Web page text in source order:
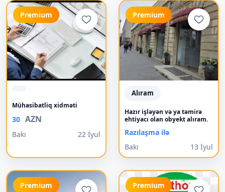
Premium
Mühasibatliq xidməti
30 AZN
Bakı 22 İyul
Premium
Alıram
Hazır işləyən və ya təmirə
ehtiyacı olan obyekt alıram.
Razılaşma ilə
Bakı
13 İyul
Premium Premium